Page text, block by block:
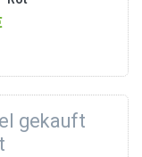
gekauft